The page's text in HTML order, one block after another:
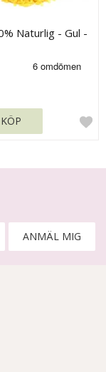
Naturlig - Gul -
KÖP
ANMÄL MIG